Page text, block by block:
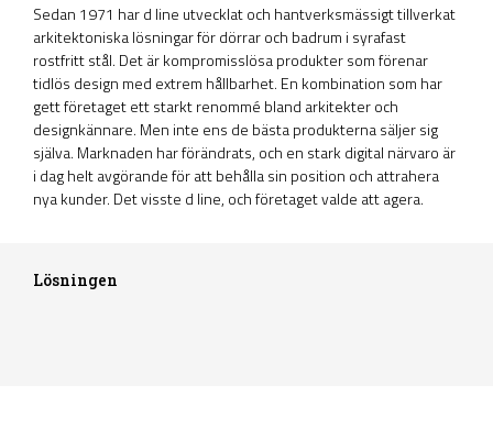
Sedan 1971 har d line utvecklat och hantverksmässigt tillverkat
arkitektoniska lösningar för dörrar och badrum i syrafast
rostfritt stål. Det är kompromisslösa produkter som förenar
tidlös design med extrem hållbarhet. En kombination som har
gett företaget ett starkt renommé bland arkitekter och
designkännare. Men inte ens de bästa produkterna säljer sig
själva. Marknaden har förändrats, och en stark digital närvaro är
i dag helt avgörande för att behålla sin position och attrahera
nya kunder. Det visste d line, och företaget valde att agera.
Lösningen